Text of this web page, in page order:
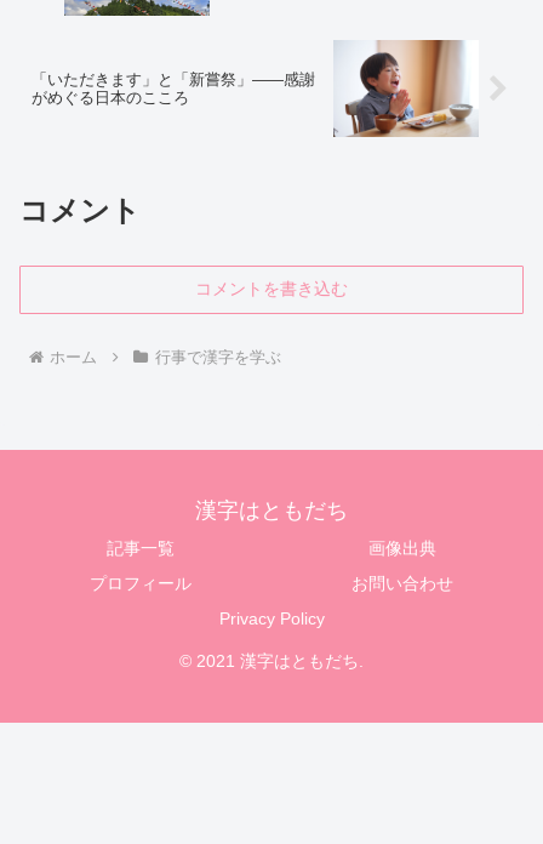
「いただきます」と「新嘗祭」——感謝
がめぐる日本のこころ
コメント
コメントを書き込む
ホーム 行事で漢字を学ぶ
漢字はともだち
記事一覧
画像出典
プロフィール
お問い合わせ
Privacy Policy
© 2021 漢字はともだち.